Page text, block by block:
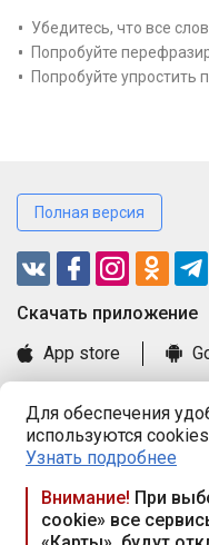
Для обеспечения
используются
Узнать подробнее
Внимание! При
cookie» все
Убедитесь, что все
Попробуйте
Попробуйте упростить
Полная версия
Cкачать приложение
App store
Книга замечаний и
Правила и документы
Praca.by © 2000—2026,
Республика Беларусь,
117а, пом. № 9.